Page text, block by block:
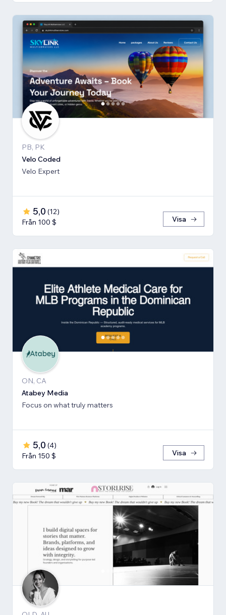
PB, PK
Velo Coded
Velo Expert
5,0 (12)
Från 100 $
Visa
ON, CA
Atabey Media
Focus on what truly matters
5,0 (4)
Från 150 $
Visa